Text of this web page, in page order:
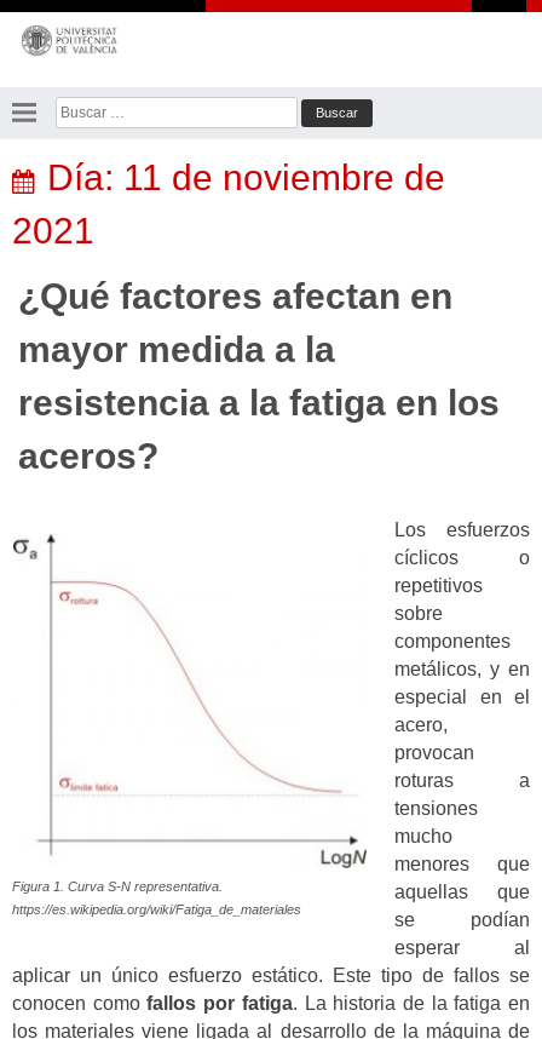
Saltar
contenido
Buscar:
Día: 11 de noviembre de
2021
¿Qué factores afectan en
mayor medida a la
resistencia a la fatiga en los
aceros?
Figura 1. Curva S-N representativa.
https://es.wikipedia.org/wiki/Fatiga_de_materiales
Los esfuerzos
cíclicos o
repetitivos
sobre
componentes
metálicos, y en
especial en el
acero,
provocan
roturas a
tensiones
mucho
menores que
aquellas que
se podían
esperar al
aplicar un único esfuerzo estático. Este tipo de fallos se
conocen comofallos por fatiga. La historia de la fatiga en
los materiales viene ligada al desarrollo de la máquina de